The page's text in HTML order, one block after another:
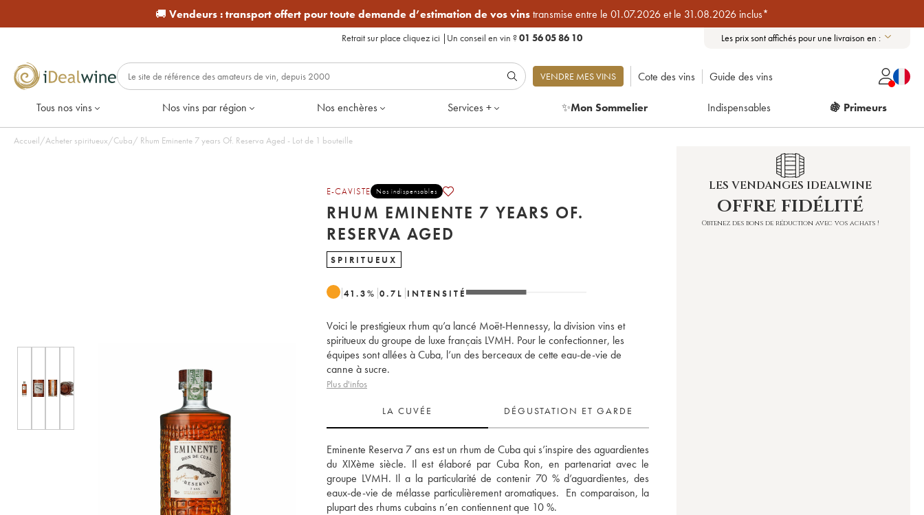
🚚 Vendeurs :transport offert pour toute demande d’estimation de vos vinstransmise entre le 01.07.2026 et le 31.08.2026 inclus*
Retrait sur place cliquez ici | Un conseil en vin ?01 56 05 86 10 Les prix sont affichés pour une livraison en :
VENDRE MES VINS Cote des vins Guide des vins
Tous nos vins Nos vins par région Nos enchères Services + ✨Mon Sommelier Indispensables 🍇 Primeurs
Accueil/Acheter spiritueux/Cuba/ Rhum Eminente 7 years Of. Reserva Aged - Lot de 1 bouteille
E-CAVISTE Nos indispensables
RHUM EMINENTE 7 YEARS OF.
RESERVA AGED
SPIRITUEUX
41.3% 0.7 L INTENSITÉ
Voici le prestigieux rhum qu’a lancé Moët-Hennessy, la division vins et
spiritueux du groupe de luxe français LVMH. Pour le confectionner, les
équipes sont allées à Cuba, l’un des berceaux de cette eau-de-vie de
canne à sucre.
Plus d'infos
LA CUVÉE DÉGUSTATION ET GARDE
Eminente Reserva 7 ans est un rhum de Cuba qui s’inspire des aguardientes
du XIXème siècle. Il est élaboré par Cuba Ron, en partenariat avec le
groupe LVMH. Il a la particularité de contenir 70 % d’aguardientes, des
eaux-de-vie de mélasse particulièrement aromatiques.  En comparaison, la
plupart des rhums cubains n’en contiennent que 10 %.
LES VENDANGES IDEALWINE
offre fidélité
Obtenez des bons de réduction avec vos achats !